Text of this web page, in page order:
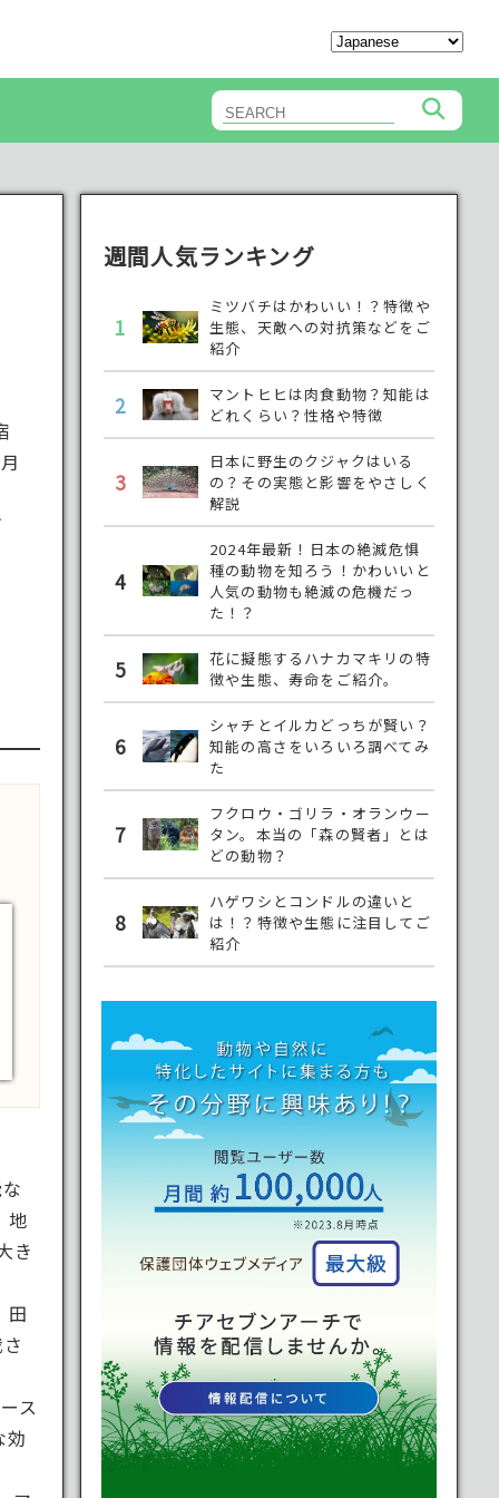
地
き
田
ス
効
週間人気ランキング
1
ミツバチはかわいい！？特徴や
生態、天敵への対抗策などをご
紹介
2
マントヒヒは肉食動物？知能は
どれくらい？性格や特徴
3
日本に野生のクジャクはいる
の？その実態と影響をやさしく
解説
4
2024年最新！日本の絶滅危惧
種の動物を知ろう！かわいいと
人気の動物も絶滅の危機だっ
た！？
5
花に擬態するハナカマキリの特
徴や生態、寿命をご紹介。
6
シャチとイルカどっちが賢い？
知能の高さをいろいろ調べてみ
た
7
フクロウ・ゴリラ・オランウー
タン。本当の「森の賢者」とは
どの動物？
8
ハゲワシとコンドルの違いと
は！？特徴や生態に注目してご
紹介